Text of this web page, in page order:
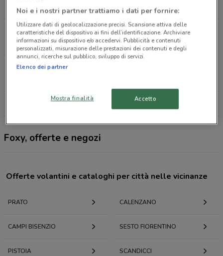
784 m
APERTO
Via Frà Bartolomeo Prato
997 m
APERTO
Via Marengo, 41 Prato
Tutti i negozi Foxy
Foxy, offerte e negozi
Offerte volantini e cataloghi per città nelle vicinanze
PRATO CALENZANO
CAMPI BISENZIO SESTO FIORENTINO
PISTOIA SCANDICCI
Noi e i nostri partner trattiamo i dati per fornire:
Utilizzare dati di geolocalizzazione precisi. Scansione attiva delle
caratteristiche del dispositivo ai fini dell’identificazione. Archiviare
informazioni su dispositivo e/o accedervi. Pubblicità e contenuti
personalizzati, misurazione delle prestazioni dei contenuti e degli
annunci, ricerche sul pubblico, sviluppo di servizi.
Elenco dei partner
Mostra finalità Accetto